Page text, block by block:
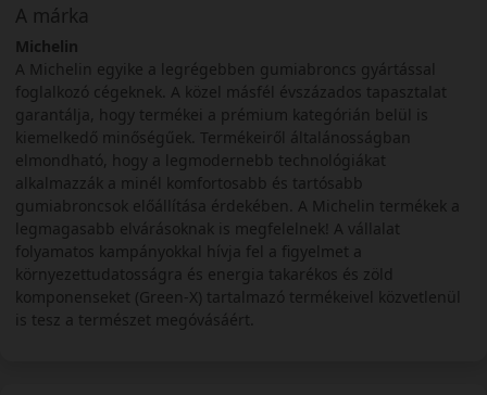
A márka
Michelin
A Michelin egyike a legrégebben gumiabroncs gyártással
foglalkozó cégeknek. A közel másfél évszázados tapasztalat
garantálja, hogy termékei a prémium kategórián belül is
kiemelkedő minőségűek. Termékeiről általánosságban
elmondható, hogy a legmodernebb technológiákat
alkalmazzák a minél komfortosabb és tartósabb
gumiabroncsok előállítása érdekében. A Michelin termékek a
legmagasabb elvárásoknak is megfelelnek! A vállalat
folyamatos kampányokkal hívja fel a figyelmet a
környezettudatosságra és energia takarékos és zöld
komponenseket (Green-X) tartalmazó termékeivel közvetlenül
is tesz a természet megóvásáért.